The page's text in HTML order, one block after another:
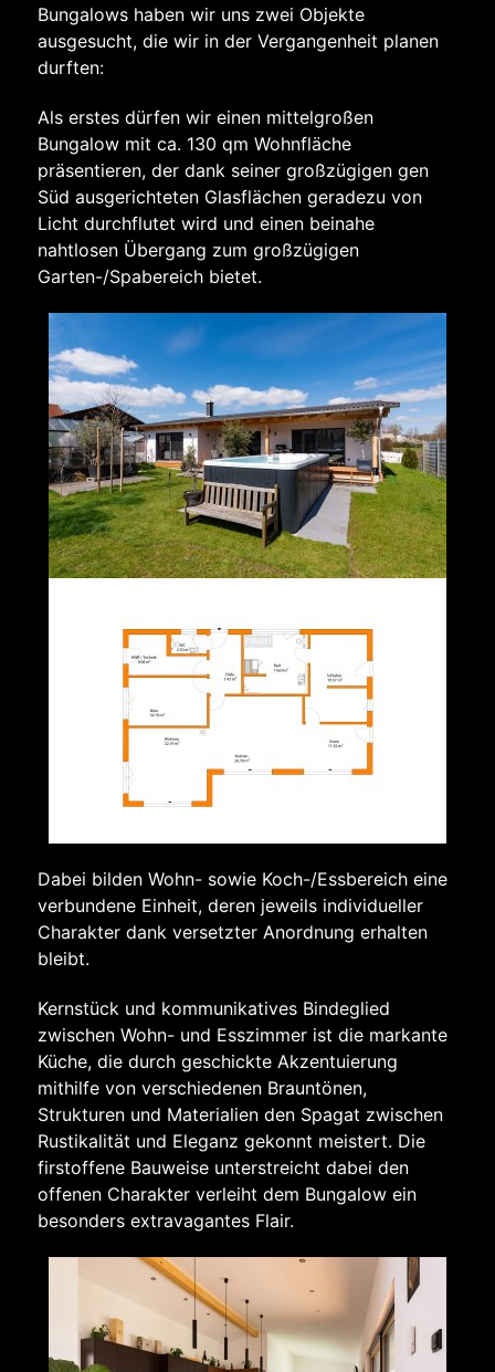
Bungalows haben wir uns zwei Objekte
ausgesucht, die wir in der Vergangenheit planen
durften:
Als erstes dürfen wir einen mittelgroßen
Bungalow mit ca. 130 qm Wohnfläche
präsentieren, der dank seiner großzügigen gen
Süd ausgerichteten Glasflächen geradezu von
Licht durchflutet wird und einen beinahe
nahtlosen Übergang zum großzügigen
Garten-/Spabereich bietet.
Dabei bilden Wohn- sowie Koch-/Essbereich eine
verbundene Einheit, deren jeweils individueller
Charakter dank versetzter Anordnung erhalten
bleibt.
Kernstück und kommunikatives Bindeglied
zwischen Wohn- und Esszimmer ist die markante
Küche, die durch geschickte Akzentuierung
mithilfe von verschiedenen Brauntönen,
Strukturen und Materialien den Spagat zwischen
Rustikalität und Eleganz gekonnt meistert. Die
firstoffene Bauweise unterstreicht dabei den
offenen Charakter verleiht dem Bungalow ein
besonders extravagantes Flair.